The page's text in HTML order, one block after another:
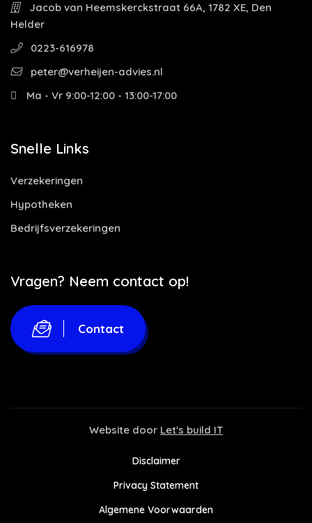
Jacob van Heemskerckstraat 66A, 1782 XE, Den
Helder
0223-616978
peter@verheijen-advies.nl
Ma - Vr 9:00-12:00 - 13:00-17:00
Snelle Links
Verzekeringen
Hypotheken
Bedrijfsverzekeringen
Vragen? Neem contact op!
Contact
Website door Let's build IT
Disclaimer
Privacy Statement
Algemene Voorwaarden